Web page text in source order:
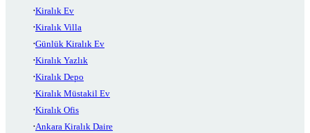
Kiralık Ev
Kiralık Villa
Günlük Kiralık Ev
Kiralık Yazlık
Kiralık Depo
Kiralık Müstakil Ev
Kiralık Ofis
Ankara Kiralık Daire